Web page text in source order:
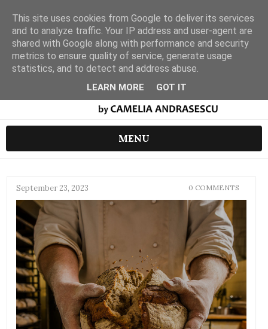
MENU
September 23, 2023 0 COMMENTS
This site uses cookies from Google to deliver its services
and to analyze traffic. Your IP address and user-agent are
shared with Google along with performance and security
metrics to ensure quality of service, generate usage
statistics, and to detect and address abuse.
LEARN MORE GOT IT